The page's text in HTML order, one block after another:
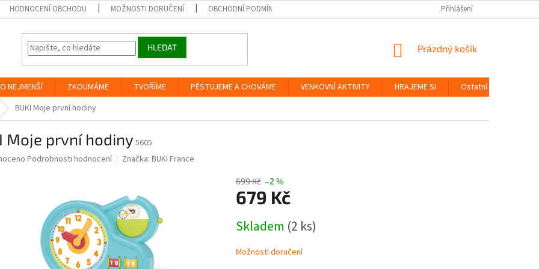
HODNOCENÍ OBCHODU MOŽNOSTI DORUČENÍ OBCHODNÍ PODMÍNKY ZÁSADY OCHRANY
Přihlášení
HLEDAT
NÁKUPNÍ
Prázdný košík
NEJMENŠÍ ZKOUMÁME TVOŘÍME PĚSTUJEME A CHOVÁME VENKOVNÍ AKTIVITY HRAJEME SI Ostatní
BUKI Moje první hodiny
Moje první hodiny 5605
Podrobnosti hodnocení Značka: BUKI France
699 Kč –2 %
679 Kč
cena:
Skladem (2 ks)
Možnosti doručení